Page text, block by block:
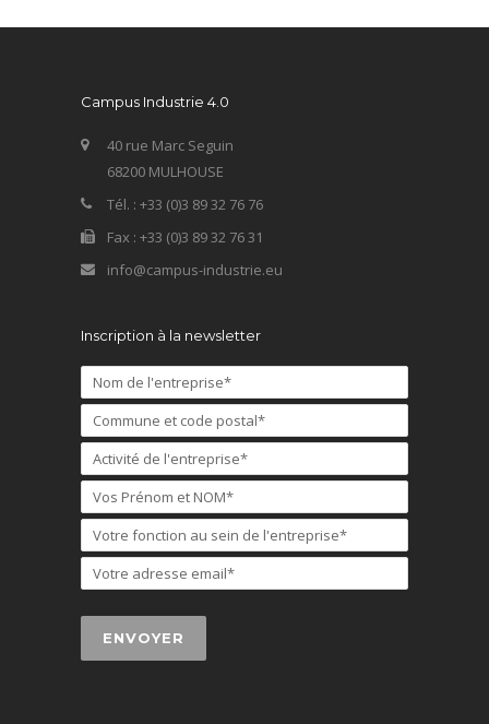
Campus Industrie 4.0
40 rue Marc Seguin
68200 MULHOUSE
Tél. : +33 (0)3 89 32 76 76
Fax : +33 (0)3 89 32 76 31
info@campus-industrie.eu
Inscription à la newsletter